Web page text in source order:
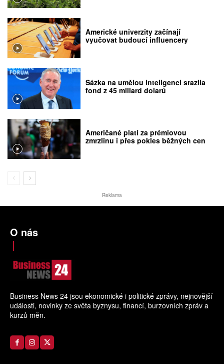
Americké univerzity začínají
vyučovat budoucí influencery
Sázka na umělou inteligenci srazila
fond z 45 miliard dolarů
Američané platí za prémiovou
zmrzlinu i přes pokles běžných cen
Reklama
O nás
Business News 24 jsou ekonomické i politické zprávy, nejnovější
události, novinky ze světa byznysu, financí, burzovních zpráv a
kurzů měn.